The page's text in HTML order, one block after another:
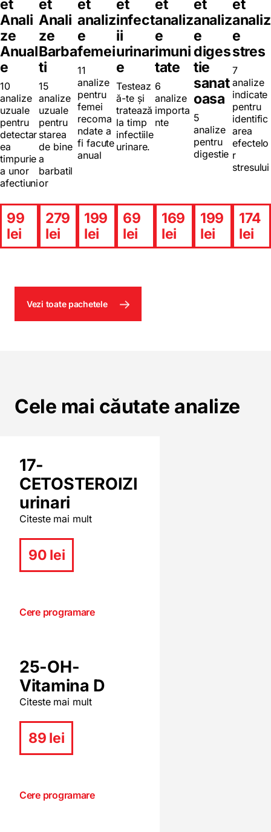
et
Anali
ze
Anual
e
10
analize
uzuale
pentru
detectar
ea
timpurie
a unor
afectiuni
99
lei
et
Anali
ze
Barba
ti
15
analize
uzuale
pentru
starea
de bine
a
barbatil
or
279
lei
et
analiz
e
femei
11
analize
pentru
femei
recoma
ndate a
fi facute
anual
199
lei
et
infect
ii
urinar
e
Testeaz
ă-te și
tratează
la timp
infectiile
urinare.
69
lei
et
analiz
e
imuni
tate
6
analize
importa
nte
169
lei
et
analiz
e
diges
tie
sanat
oasa
5
analize
pentru
digestie
199
lei
et
analiz
e
stres
7
analize
indicate
pentru
identific
area
efectelo
r
stresului
174
lei
Vezi toate pachetele
Cele mai căutate analize
17-
CETOSTEROIZI
urinari
Citeste mai mult
90 lei
Cere programare
25-OH-
Vitamina D
Citeste mai mult
89 lei
Cere programare